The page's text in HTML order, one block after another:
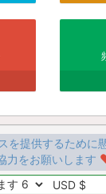
を提供するために
力をお願いします